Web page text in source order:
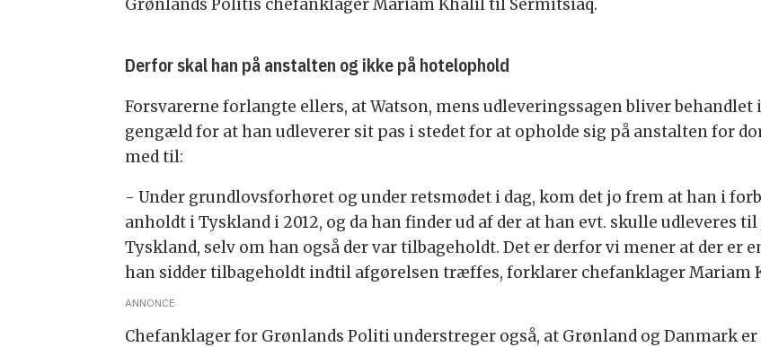
Grønlands Politis chefanklager Mariam Khalil til Sermitsiaq.
Derfor skal han på anstalten og ikke på hotelophold
Forsvarerne forlangte ellers, at Watson, mens udleveringssagen bliver
gengæld for at han udleverer sit pas i stedet for at opholde sig på anstalten for
med til:
- Under grundlovsforhøret og under retsmødet i dag, kom det jo frem at han i
anholdt i Tyskland i 2012, og da han finder ud af der at han evt. skulle udleveres
Tyskland, selv om han også der var tilbageholdt. Det er derfor vi mener at der
han sidder tilbageholdt indtil afgørelsen træffes, forklarer chefanklager Mariam
ANNONCE
Chefanklager for Grønlands Politi understreger også, at Grønland og Danmark